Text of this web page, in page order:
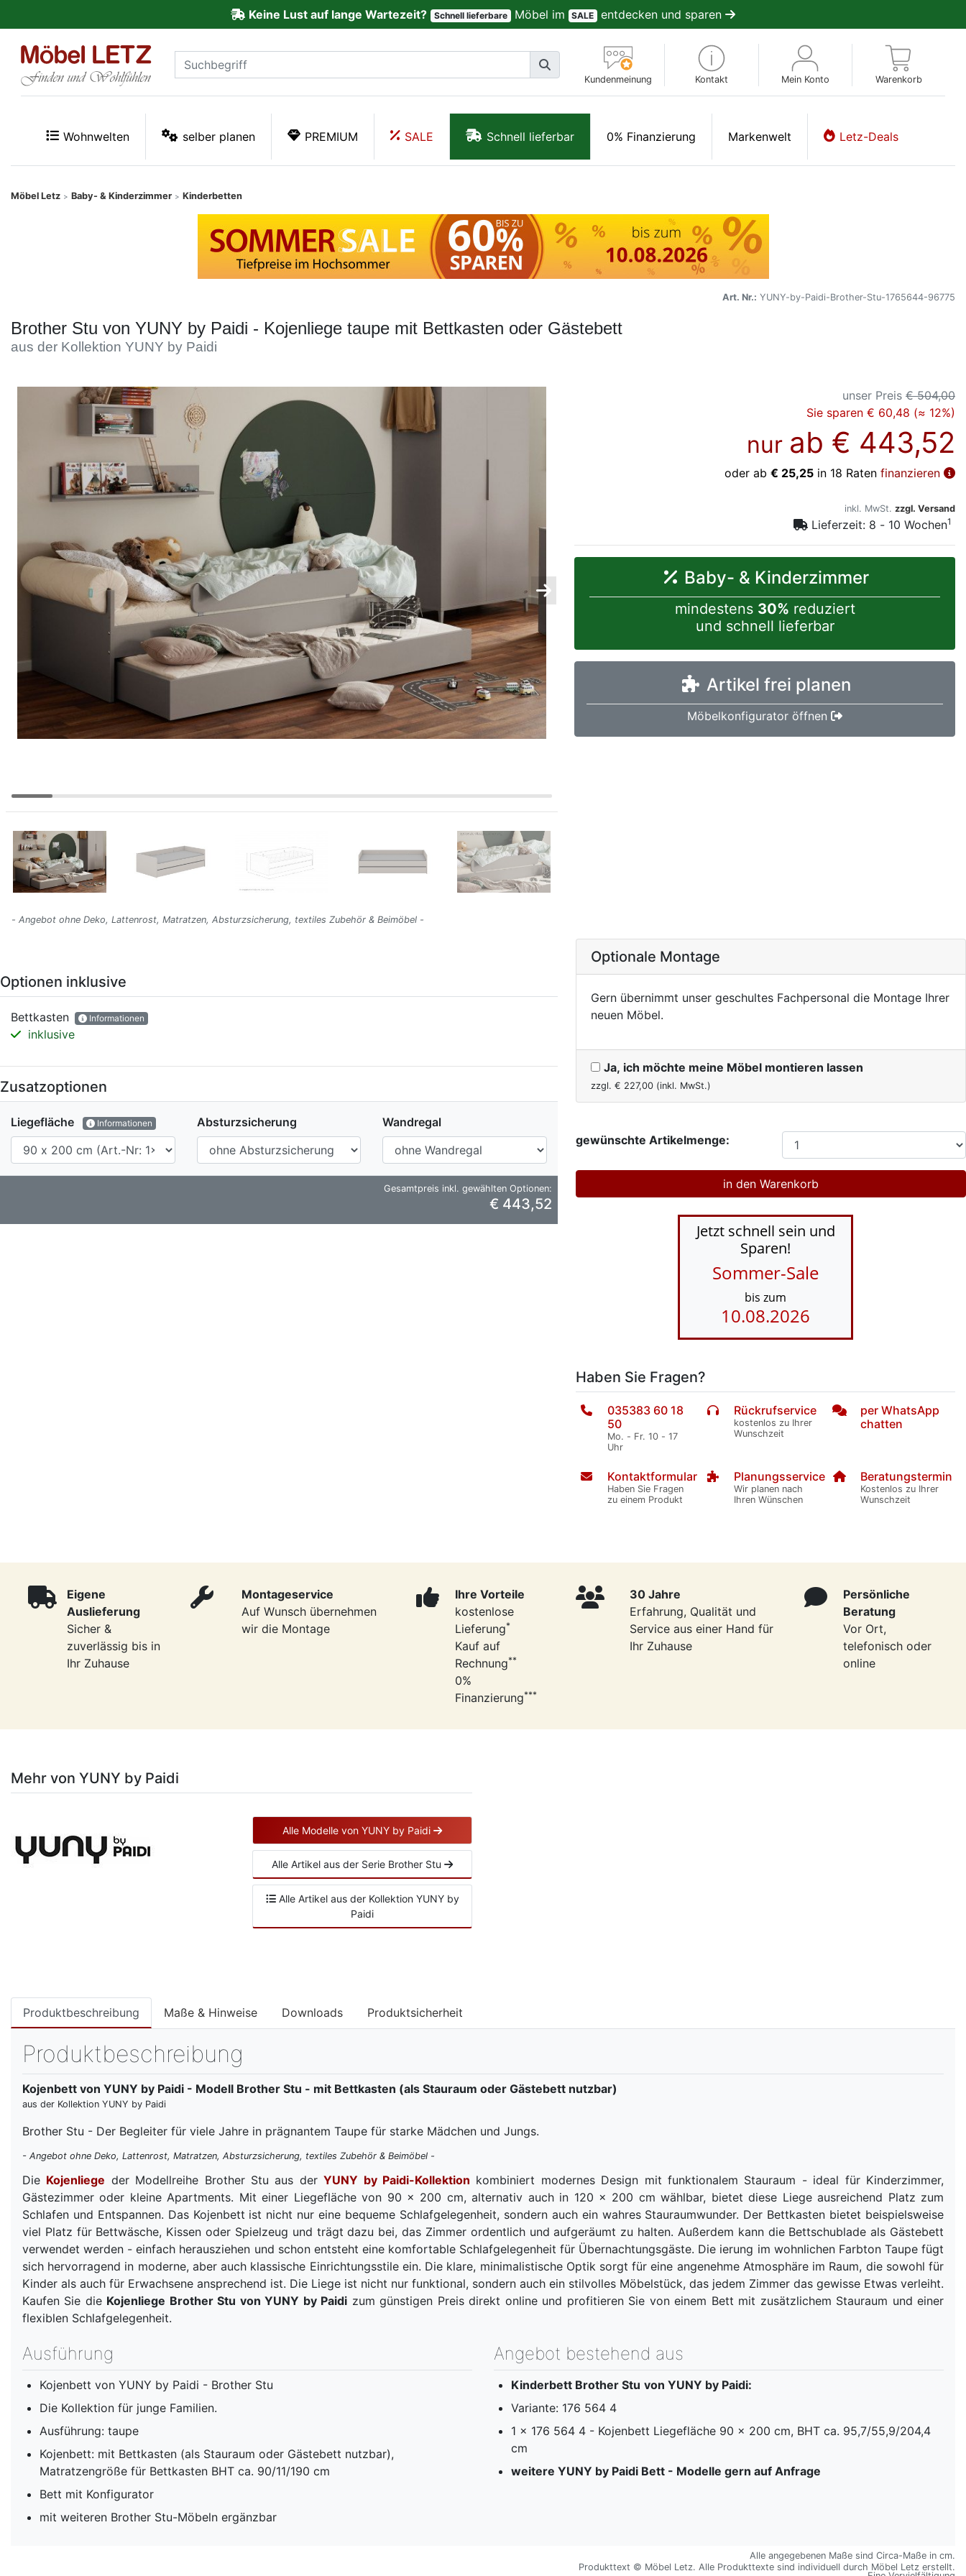
Keine Lust auf lange Wartezeit? Schnell lieferbare Möbel im SALE entdecken und sparen
Kundenmeinung Kontakt Mein Konto Warenkorb
Wohnwelten selber planen PREMIUM SALE Schnell lieferbar 0% Finanzierung Markenwelt Letz-Deals
Möbel Letz > Baby- & Kinderzimmer > Kinderbetten
Art. Nr.: YUNY-by-Paidi-Brother-Stu-1765644-96775
Brother Stu von YUNY by Paidi - Kojenliege taupe mit Bettkasten oder Gästebett
aus der Kollektion YUNY by Paidi
- Angebot ohne Deko, Lattenrost, Matratzen, Absturzsicherung, textiles Zubehör & Beimöbel -
unser Preis € 504,00
Sie sparen € 60,48 (≈ 12%)
nur ab € 443,52
oder ab € 25,25 in 18 Raten finanzieren
inkl. MwSt. zzgl. Versand
Lieferzeit: 8 - 10 Wochen1
Baby- & Kinderzimmer
mindestens 30% reduziert
und schnell lieferbar
Artikel frei planen
Möbelkonfigurator öffnen
Optionen inklusive
Bettkasten Informationen
inklusive
Zusatzoptionen
Liegefläche Informationen Absturzsicherung Wandregal
Gesamtpreis inkl. gewählten Optionen:
€ 443,52
Optionale Montage
Gern übernimmt unser geschultes Fachpersonal die Montage Ihrer
neuen Möbel.
Ja, ich möchte meine Möbel montieren lassen
zzgl. € 227,00 (inkl. MwSt.)
gewünschte Artikelmenge:
Jetzt schnell sein und
Sparen!
Sommer-Sale
bis zum
10.08.2026
Haben Sie Fragen?
035383 60 18
50
Mo. - Fr. 10 - 17
Uhr
Rückrufservice
kostenlos zu Ihrer
Wunschzeit
per WhatsApp
chatten
Kontaktformular
Haben Sie Fragen
zu einem Produkt
Planungsservice
Wir planen nach
Ihren Wünschen
Beratungstermin
Kostenlos zu Ihrer
Wunschzeit
Eigene
Auslieferung
Sicher &
zuverlässig bis in
Ihr Zuhause
Montageservice
Auf Wunsch übernehmen
wir die Montage
Ihre Vorteile
kostenlose
Lieferung*
Kauf auf
Rechnung**
0%
Finanzierung***
30 Jahre
Erfahrung, Qualität und
Service aus einer Hand für
Ihr Zuhause
Persönliche
Beratung
Vor Ort,
telefonisch oder
online
Mehr von YUNY by Paidi
Alle Modelle von YUNY by Paidi
Alle Artikel aus der Serie Brother Stu
Alle Artikel aus der Kollektion YUNY by
Paidi
Produktbeschreibung Maße & Hinweise Downloads Produktsicherheit
Produktbeschreibung
Kojenbett von YUNY by Paidi - Modell Brother Stu - mit Bettkasten (als Stauraum oder Gästebett nutzbar)
aus der Kollektion YUNY by Paidi
Brother Stu - Der Begleiter für viele Jahre in prägnantem Taupe für starke Mädchen und Jungs.
- Angebot ohne Deko, Lattenrost, Matratzen, Absturzsicherung, textiles Zubehör & Beimöbel -
Die Kojenliege der Modellreihe Brother Stu aus derYUNY by Paidi-Kollektion kombiniert modernes Design mit funktionalem Stauraum - ideal für Kinderzimmer,
Gästezimmer oder kleine Apartments. Mit einer Liegefläche von 90 x 200 cm, alternativ auch in 120 x 200 cm wählbar, bietet diese Liege ausreichend Platz zum
Schlafen und Entspannen. Das Kojenbett ist nicht nur eine bequeme Schlafgelegenheit, sondern auch ein wahres Stauraumwunder. Der Bettkasten bietet beispielsweise
viel Platz für Bettwäsche, Kissen oder Spielzeug und trägt dazu bei, das Zimmer ordentlich und aufgeräumt zu halten. Außerdem kann die Bettschublade als Gästebett
verwendet werden - einfach herausziehen und schon entsteht eine komfortable Schlafgelegenheit für Übernachtungsgäste. Die ierung im wohnlichen Farbton Taupe fügt
sich hervorragend in moderne, aber auch klassische Einrichtungsstile ein. Die klare, minimalistische Optik sorgt für eine angenehme Atmosphäre im Raum, die sowohl für
Kinder als auch für Erwachsene ansprechend ist. Die Liege ist nicht nur funktional, sondern auch ein stilvolles Möbelstück, das jedem Zimmer das gewisse Etwas verleiht.
Kaufen Sie die Kojenliege Brother Stu von YUNY by Paidi zum günstigen Preis direkt online und profitieren Sie von einem Bett mit zusätzlichem Stauraum und einer
flexiblen Schlafgelegenheit.
Ausführung
Kojenbett von YUNY by Paidi - Brother Stu
Die Kollektion für junge Familien.
Ausführung: taupe
Kojenbett: mit Bettkasten (als Stauraum oder Gästebett nutzbar),
Matratzengröße für Bettkasten BHT ca. 90/11/190 cm
Bett mit Konfigurator
mit weiteren Brother Stu-Möbeln ergänzbar
Angebot bestehend aus
Kinderbett Brother Stu von YUNY by Paidi:
Variante: 176 564 4
1 x 176 564 4 - Kojenbett Liegefläche 90 x 200 cm, BHT ca. 95,7/55,9/204,4
cm
weitere YUNY by Paidi Bett - Modelle gern auf Anfrage
Alle angegebenen Maße sind Circa-Maße in cm.
Produkttext © Möbel Letz. Alle Produkttexte sind individuell durch Möbel Letz erstellt.
Kundenmeinungen
PREMIUM
Schnell
Konfigurator
Markenwelt
Letz-
Deals